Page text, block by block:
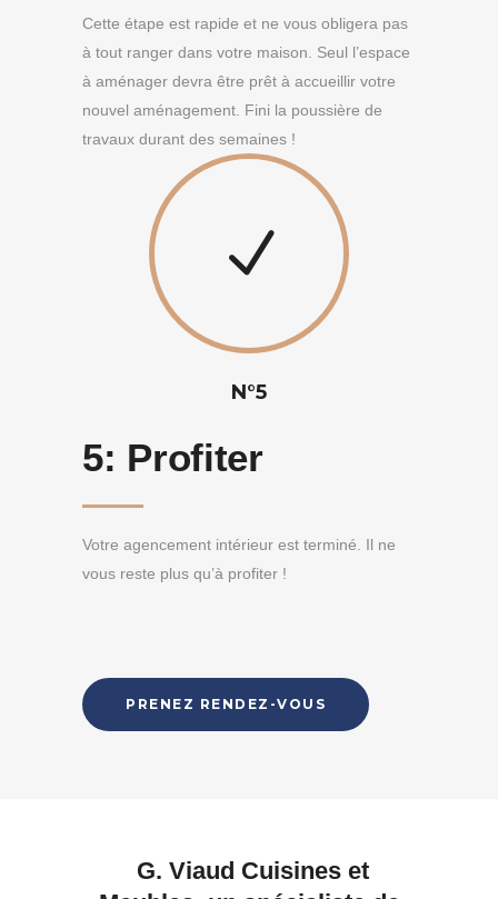
Cette étape est rapide et ne vous obligera pas
à tout ranger dans votre maison. Seul l’espace
à aménager devra être prêt à accueillir votre
nouvel aménagement. Fini la poussière de
travaux durant des semaines !
N°5
5: Profiter
Votre agencement intérieur est terminé. Il ne
vous reste plus qu’à profiter !
PRENEZ RENDEZ-VOUS
G. Viaud Cuisines et